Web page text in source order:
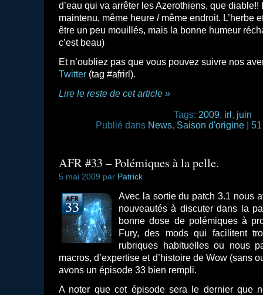
d’eau qui va arrêter les Azerothiens, que
maintenu, même heure / même endroit. L’herbe
être un peu mouillés, mais la bonne humeur
c’est beau)
Et n’oubliez pas que vous pouvez suivre nos
Twitter (tag #afrirl).
Lire le reste de cet article »
Tags: 2009, irl , juin
Publié dans News, Saison d'origine|
AFR #33 – Polémiques à la pelle.
5 mai 2009 par Patrick
Avec la sortie du patch 3.1 nous
nouveautés à discuter dans la
bonne dose de polémiques à
Fury, des mods qui facilitent
rubriques habituelles ou nous
macros, d’expertise et d’histoire de Wow (sans
avons un épisode 33 bien rempli.
A noter que cet épisode sera le dernier que